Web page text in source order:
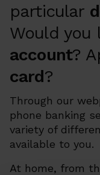
particular
Would you
account?
card?
Through our
phone banking
variety of
available to you.
At home, from